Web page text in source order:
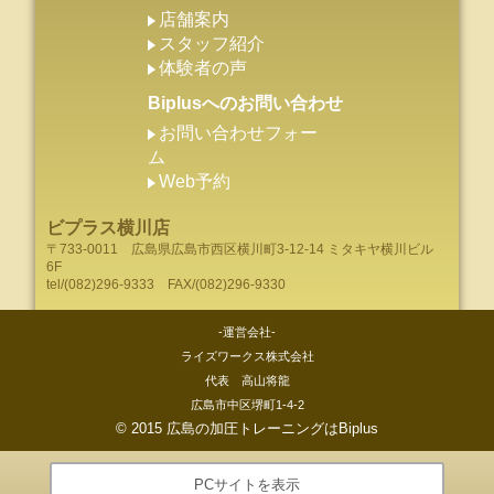
店舗案内
スタッフ紹介
体験者の声
Biplusへのお問い合わせ
お問い合わせフォー
ム
Web予約
ビプラス横川店
〒733-0011 広島県広島市西区横川町3-12-14 ミタキヤ横川ビル
6F
tel/(082)296-9333 FAX/(082)296-9330
-運営会社-
ライズワークス株式会社
代表 高山将龍
広島市中区堺町1-4-2
© 2015 広島の加圧トレーニングはBiplus
PCサイトを表示